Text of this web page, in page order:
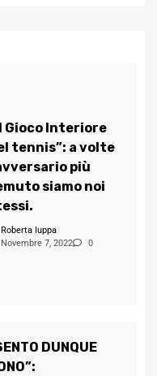
Gioco Interiore
tennis”: a volte
più
siamo noi
Roberta Iuppa
Novembre 7, 2022
0
DUNQUE